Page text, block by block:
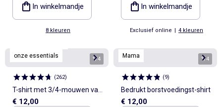
In winkelmandje
8 kleuren
In winkelmandje
Exclusief online | 4 kleuren
onze essentials
1/4
(262)
T-shirt met 3/4-mouwen van
French Terry
€ 12,00
Mama 1/4
(9)
Bedrukt borstvoedingst-shirt
€ 12,00